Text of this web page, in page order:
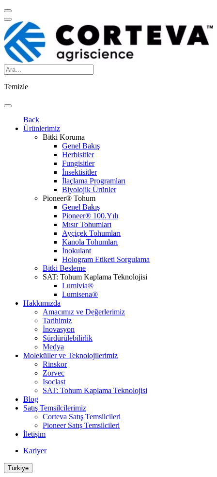
Temizle
Back
Ürünlerimiz
Bitki Koruma
Genel Bakış
Herbisitler
Fungisitler
İnsektisitler
İlaçlama Programları
Biyolojik Ürünler
Pioneer® Tohum
Genel Bakış
Pioneer® 100.Yılı
Mısır Tohumları
Ayçiçek Tohumları
Kanola Tohumları
İnokulant
Hologram Etiketi Sorgulama
Bitki Besleme
SAT: Tohum Kaplama Teknolojisi
Lumivia®
Lumisena®
Hakkımızda
Amacımız ve Değerlerimiz
Tarihimiz
İnovasyon
Sürdürülebilirlik
Medya
Moleküller ve Teknolojilerimiz
Rinskor
Zorvec
Isoclast
SAT: Tohum Kaplama Teknolojisi
Blog
Satış Temsilcilerimiz
Corteva Satış Temsilcileri
Pioneer Satış Temsilcileri
İletişim
Kariyer
Türkiye